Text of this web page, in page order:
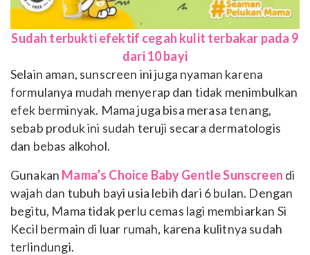
Sudah terbukti efektif cegah kulit terbakar pada 9
dari 10 bayi
Selain aman, sunscreen ini juga nyaman karena
formulanya mudah menyerap dan tidak menimbulkan
efek berminyak. Mama juga bisa merasa tenang,
sebab produk ini sudah teruji secara dermatologis
dan bebas alkohol.
Gunakan Mama’s Choice Baby Gentle Sunscreen di
wajah dan tubuh bayi usia lebih dari 6 bulan. Dengan
begitu, Mama tidak perlu cemas lagi membiarkan Si
Kecil bermain di luar rumah, karena kulitnya sudah
terlindungi.